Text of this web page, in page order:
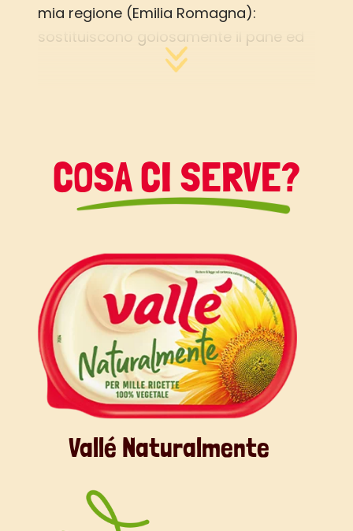
mia regione (Emilia Romagna):
sostituiscono golosamente il pane ed
accolgono bene qualsiasi farcitura. Le
COSA CI SERVE?
Vallé Naturalmente